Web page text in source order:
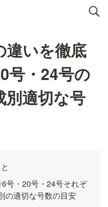
違いを徹底
号・24号の
別適切な号
号・20号・24号それぞ
の適切な号数の目安